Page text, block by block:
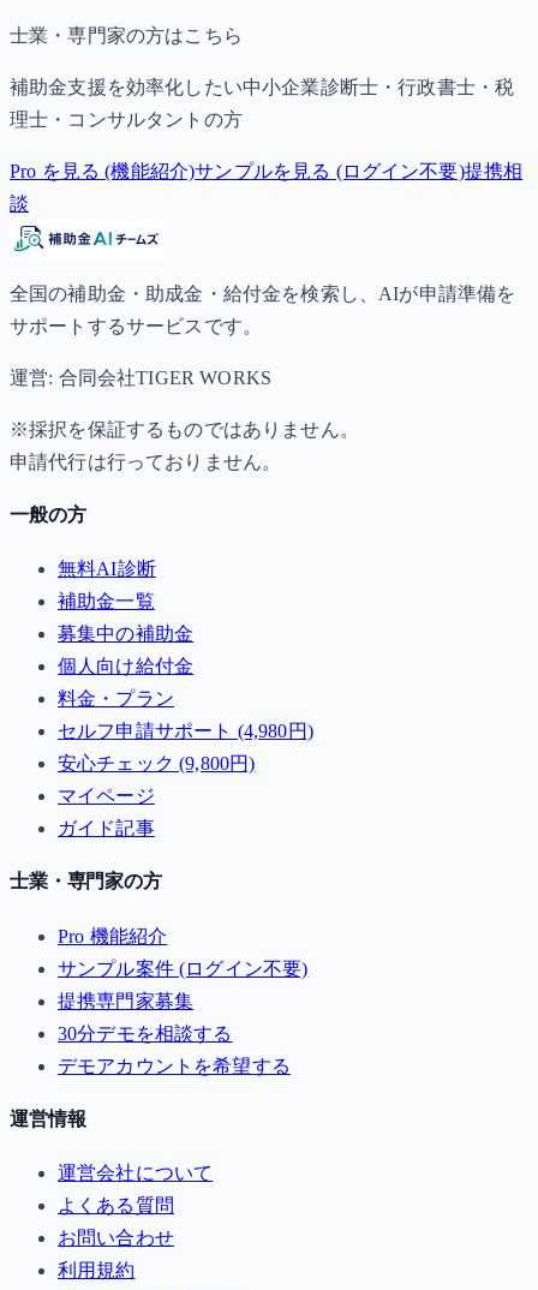
士業・専門家の方はこちら
補助金支援を効率化したい中小企業診断士・行政書士・税
理士・コンサルタントの方
Pro を見る (機能紹介)サンプルを見る (ログイン不要)提携相
談
全国の補助金・助成金・給付金を検索し、AIが申請準備を
サポートするサービスです。
運営: 合同会社TIGER WORKS
※採択を保証するものではありません。
申請代行は行っておりません。
一般の方
無料AI診断
補助金一覧
募集中の補助金
個人向け給付金
料金・プラン
セルフ申請サポート (4,980円)
安心チェック (9,800円)
マイページ
ガイド記事
士業・専門家の方
Pro 機能紹介
サンプル案件 (ログイン不要)
提携専門家募集
30分デモを相談する
デモアカウントを希望する
運営情報
運営会社について
よくある質問
お問い合わせ
利用規約